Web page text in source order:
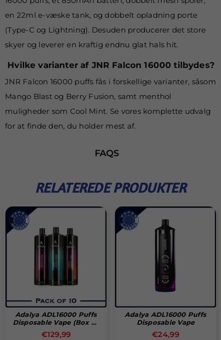
en 22ml e-væske tank, og dobbelt opladning porte
(Type-C og Lightning). Desuden producerer det store
skyer og leverer en kraftig endnu glat hals hit.
Hvilke varianter af JNR Falcon 16000 tilbydes?
JNR Falcon 16000 puffs fås i forskellige varianter, såsom
Mango Blast og Berry Fusion, samt menthol
muligheder som Cool Mint. Se vores komplette udvalg
for at finde den, du holder mest af.
FAQS
RELATEREDE PRODUKTER
Adalya ADL16000 Puffs
Disposable Vape (Box Of
10)
Normal
€129,99
Adalya ADL16000 Puffs
Disposable Vape
Normal
€24,99